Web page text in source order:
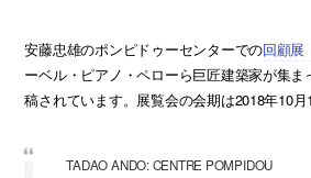
安藤忠雄のポンピドゥーセンターでの回顧展
ーベル・ピアノ・ペローら巨匠建築家が集
稿されています。展覧会の会期は2018年10月
TADAO ANDO: CENTRE POMPIDOU